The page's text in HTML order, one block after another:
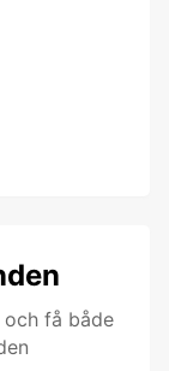
få både